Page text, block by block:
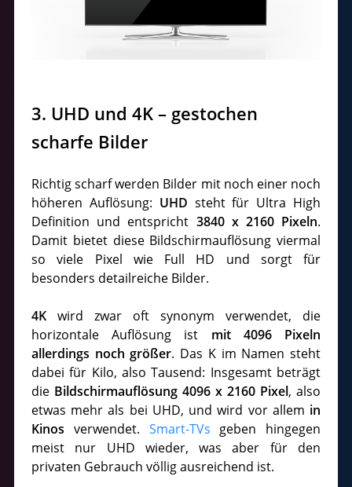
3. UHD und 4K – gestochen
scharfe Bilder
Richtig scharf werden Bilder mit noch einer noch
höheren Auflösung: UHD steht für Ultra High
Definition und entspricht 3840 x 2160 Pixeln.
Damit bietet diese Bildschirmauflösung viermal
so viele Pixel wie Full HD und sorgt für
besonders detailreiche Bilder.
4K wird zwar oft synonym verwendet, die
horizontale Auflösung ist mit 4096 Pixeln
allerdings noch größer. Das K im Namen steht
dabei für Kilo, also Tausend: Insgesamt beträgt
die Bildschirmauflösung 4096 x 2160 Pixel, also
etwas mehr als bei UHD, und wird vor allem in
Kinos verwendet. Smart-TVs geben hingegen
meist nur UHD wieder, was aber für den
privaten Gebrauch völlig ausreichend ist.